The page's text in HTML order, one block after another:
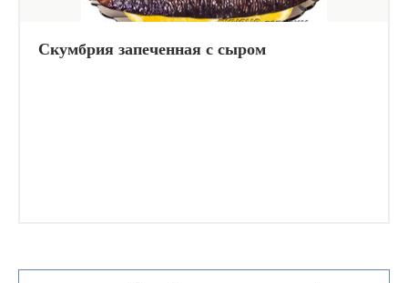
Скумбрия запеченная с сыром